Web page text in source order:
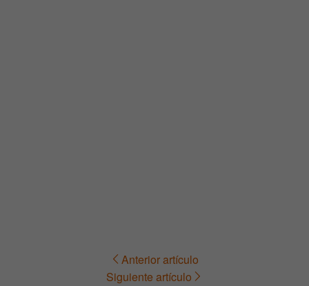
Navegación Anterior artículo
Siguiente artículo